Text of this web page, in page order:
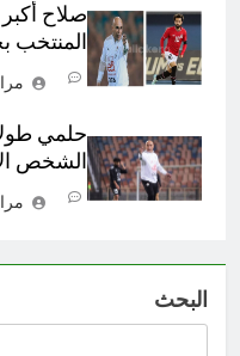
صلاح
المنتخب
حلمي
الشخص
البحث